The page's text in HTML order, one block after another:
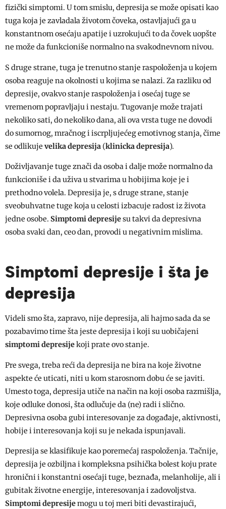
fizički simptomi. U tom smislu, depresija se može opisati kao
tuga koja je zavladala životom čoveka, ostavljajući ga u
konstantnom osećaju apatije i uzrokujući to da čovek uopšte
ne može da funkcioniše normalno na svakodnevnom nivou.
S druge strane, tuga je trenutno stanje raspoloženja u kojem
osoba reaguje na okolnosti u kojima se nalazi. Za razliku od
depresije, ovakvo stanje raspoloženja i osećaj tuge se
vremenom popravljaju i nestaju. Tugovanje može trajati
nekoliko sati, do nekoliko dana, ali ova vrsta tuge ne dovodi
do sumornog, mračnog i iscrpljujećeg emotivnog stanja, čime
se odlikuje velika depresija (klinicka depresija).
Doživljavanje tuge znači da osoba i dalje može normalno da
funkcioniše i da uživa u stvarima u hobijima koje je i
prethodno volela. Depresija je, s druge strane, stanje
sveobuhvatne tuge koja u celosti izbacuje radost iz života
jedne osobe. Simptomi depresijesu takvi da depresivna
osoba svaki dan, ceo dan, provodi u negativnim mislima.
Simptomi depresije i šta je
depresija
Videli smo šta, zapravo, nije depresija, ali hajmo sada da se
pozabavimo time šta jeste depresija i koji su uobičajeni
simptomi depresijekoji prate ovo stanje.
Pre svega, treba reći da depresija ne bira na koje životne
aspekte će uticati, niti u kom starosnom dobu će se javiti.
Umesto toga, depresija utiče na način na koji osoba razmišlja,
koje odluke donosi, šta odlučuje da (ne) radi i slično.
Depresivna osoba gubi interesovanje za događaje, aktivnosti,
hobije i interesovanja koji su je nekada ispunjavali.
Depresija se klasifikuje kao poremećaj raspoloženja. Tačnije,
depresija je ozbiljna i kompleksna psihička bolest koju prate
hronični i konstantni osećaji tuge, beznađa, melanholije, ali i
gubitak životne energije, interesovanja i zadovoljstva.
Simptomi depresijemogu u toj meri biti devastirajući,